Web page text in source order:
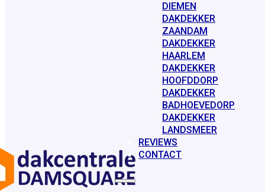
DIEMEN
DAKDEKKER
ZAANDAM
DAKDEKKER
HAARLEM
DAKDEKKER
HOOFDDORP
DAKDEKKER
BADHOEVEDORP
DAKDEKKER
LANDSMEER
REVIEWS
CONTACT